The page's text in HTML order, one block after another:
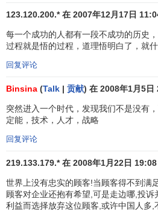
这些问题也是评价一间商店好坏的
在沃尔玛，消费者可以体验“一
色，以满足顾客的各种喜好。其经
玩具、新款服装、化妆用品、家用
另外，沃尔玛为方便顾客还设置
型：
免费停车：例如深圳的山姆店营
米，有近400个免费停车位，而另
方米的沃尔玛购物广场也设有约
123.120.200.* 在 2007年12月17日
每一个成功的人都有一段不成功的历史
过程就是悟的过程，道理悟明白了，就
回复评论
Binsina (Talk | 贡献) 在 2008年1月5日
突然进入一个时代，发现我们不是没有
定能，技术，人才，战略
回复评论
219.133.179.* 在 2008年1月22日
世界上没有忠实的顾客!当顾客得不到满
顾客对企业还抱有希望,可是走边哪,投
利益而选择放弃这位顾客,或许中国人多,